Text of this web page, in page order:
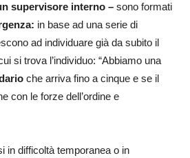
supervisore interno – sono formati
in base ad una serie di
ad individuare già da subito il
si trova l’individuo: “Abbiamo una
che arriva fino a cinque e se il
con le forze dell’ordine e
in difficoltà temporanea o in